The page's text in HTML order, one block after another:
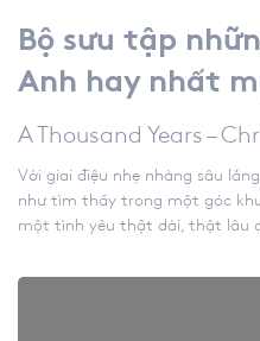
Bộ sưu tập
Anh hay nhất
A Thousand Years –
Với giai điệu nhẹ nhàng sâu
như tìm thấy trong một góc
một tình yêu thật dài, thật lâu